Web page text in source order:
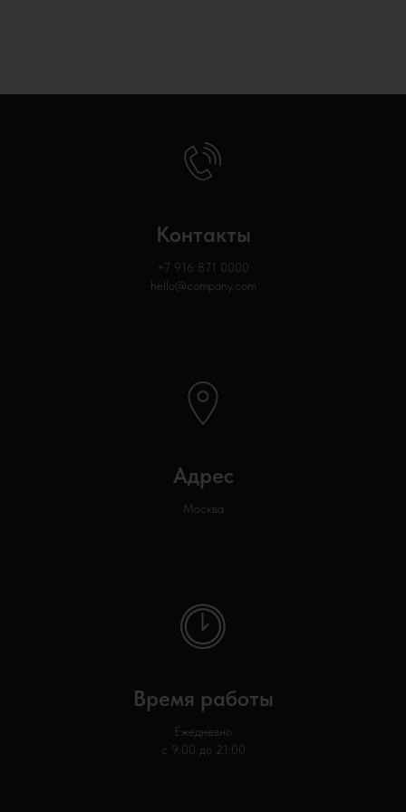
Контакты
+7 916 871 0000
hello@company.com
Адрес
Москва
Время работы
Ежедневно
с 9:00 до 21:00